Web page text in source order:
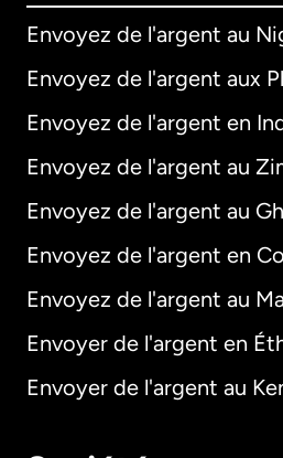
Envoyez de l'argent au
Envoyez de l'argent aux
Envoyez de l'argent en
Envoyez de l'argent au
Envoyez de l'argent au
Envoyez de l'argent en
Envoyez de l'argent au
Envoyer de l'argent en
Envoyer de l'argent au